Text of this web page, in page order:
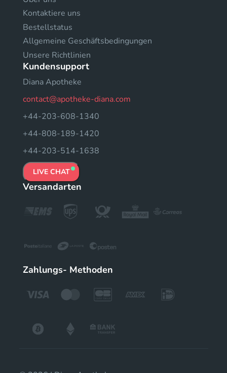
Kontaktiere uns
Bestellstatus
Allgemeine Geschäftsbedingungen
Unsere Richtlinien
Kundensupport
Diana Apotheke
contact@apotheke-diana.com
+44-203-608-1340
+44-808-189-1420
+44-203-514-1638
LIVE CHAT
Versandarten
Zahlungs- Methoden